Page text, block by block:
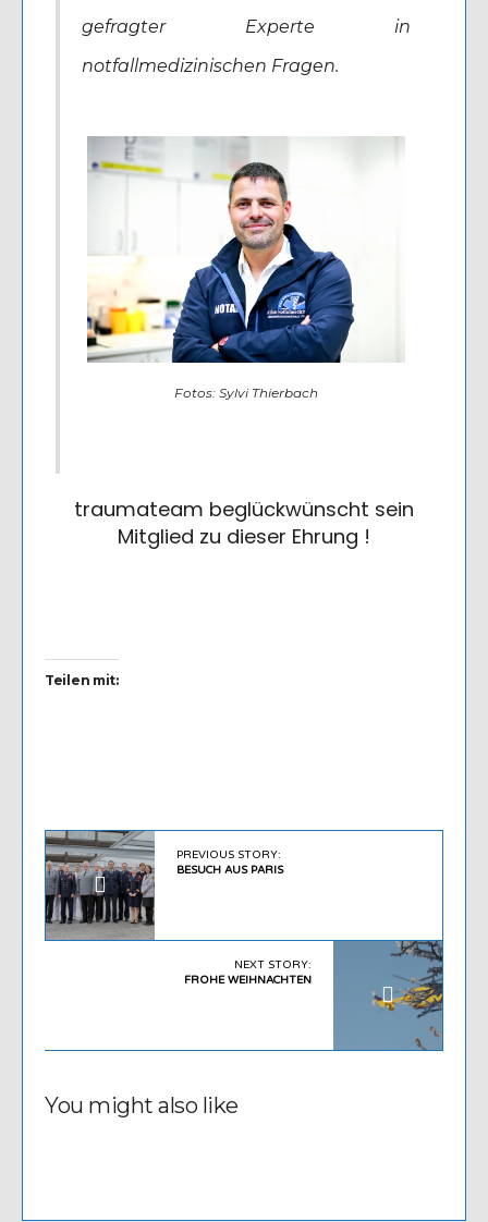
gefragter Experte in
notfallmedizinischen Fragen.
Fotos: Sylvi Thierbach
traumateam beglückwünscht sein
Mitglied zu dieser Ehrung !
Teilen mit:
PREVIOUS STORY:
BESUCH AUS PARIS
NEXT STORY:
FROHE WEIHNACHTEN
You might also like